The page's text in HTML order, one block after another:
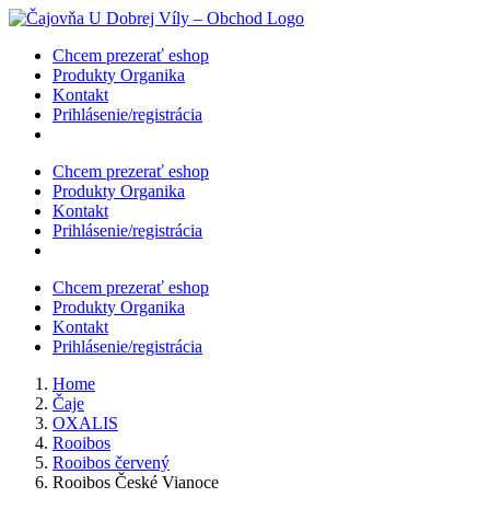
Skip
contentChcem prezerať eshop
Produkty Organika
Kontakt
Prihlásenie/registrácia
Chcem prezerať eshop
Produkty Organika
Kontakt
Prihlásenie/registrácia
Chcem prezerať eshop
Produkty Organika
Kontakt
Prihlásenie/registrácia
Home
Čaje
OXALIS
Rooibos
Rooibos červený
Rooibos České Vianoce